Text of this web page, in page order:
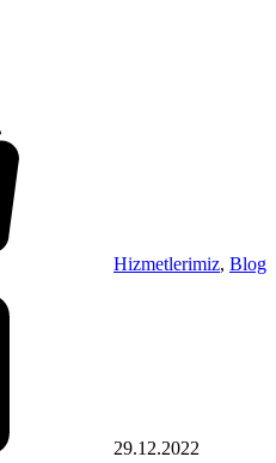
Hizmetlerimiz, Blog
29.12.2022